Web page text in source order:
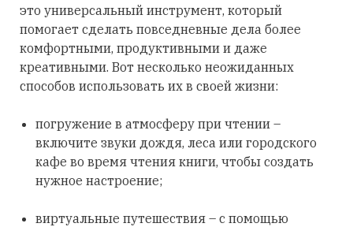
это универсальный инструмент, который
помогает сделать повседневные дела более
комфортными, продуктивными и даже
креативными. Вот несколько неожиданных
способов использовать их в своей жизни:
погружение в атмосферу при чтении –
включите звуки дождя, леса или городского
кафе во время чтения книги, чтобы создать
нужное настроение;
виртуальные путешествия – с помощью